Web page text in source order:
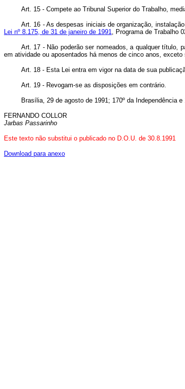
Art. 15 - Compete ao Tribunal Superior do Trabalho,
Art. 16 - As despesas iniciais de organização,
Lei nº 8.175, de 31 de janeiro de 1991, Programa de Trabalho
Art. 17 - Não poderão ser nomeados, a qualquer título,
em atividade ou aposentados há menos de cinco anos,
Art. 18 - Esta Lei entra em vigor na data de sua
Art. 19 - Revogam-se as disposições em contrário.
Brasília, 29 de agosto de 1991; 170º da Independência e
FERNANDO COLLOR
Jarbas Passarinho
Este texto não substitui o publicado no D.O.U. de 30.8.1991
Download para anexo